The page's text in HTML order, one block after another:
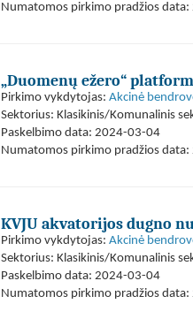
Numatomos pirkimo pradžios
„Duomenų ežero“
Pirkimo vykdytojas: Akcinė
Sektorius: Klasikinis/Komunalinis
Paskelbimo data: 2024-03-04
Numatomos pirkimo pradžios
KVJU akvatorijos dugno
Pirkimo vykdytojas: Akcinė
Sektorius: Klasikinis/Komunalinis
Paskelbimo data: 2024-03-04
Numatomos pirkimo pradžios